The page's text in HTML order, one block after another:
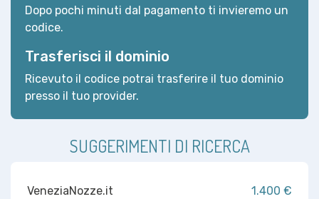
Dopo pochi minuti dal pagamento ti invieremo un
codice.
Trasferisci il dominio
Ricevuto il codice potrai trasferire il tuo dominio
presso il tuo provider.
SUGGERIMENTI DI RICERCA
VeneziaNozze.it 1.400 €